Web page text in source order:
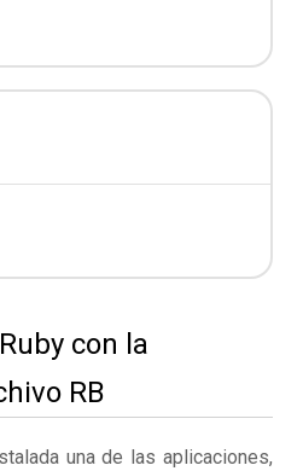
con la
RB
una de las aplicaciones,